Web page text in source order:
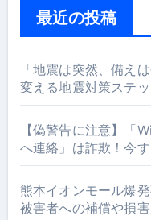
最近の投稿
「地震は突然、備え
変える地震対策ステ
【偽警告に注意】「
へ連絡」は詐欺！今
熊本イオンモール爆
被害者への補償や損